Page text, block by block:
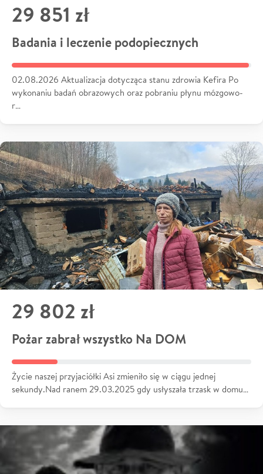
29 851 zł
Badania i leczenie podopiecznych
02.08.2026 Aktualizacja dotycząca stanu zdrowia Kefira Po
wykonaniu badań obrazowych oraz pobraniu płynu mózgowo-
r…
29 802 zł
Pożar zabrał wszystko Na DOM
Życie naszej przyjaciółki Asi zmieniło się w ciągu jednej
sekundy.Nad ranem 29.03.2025 gdy usłyszała trzask w domu…